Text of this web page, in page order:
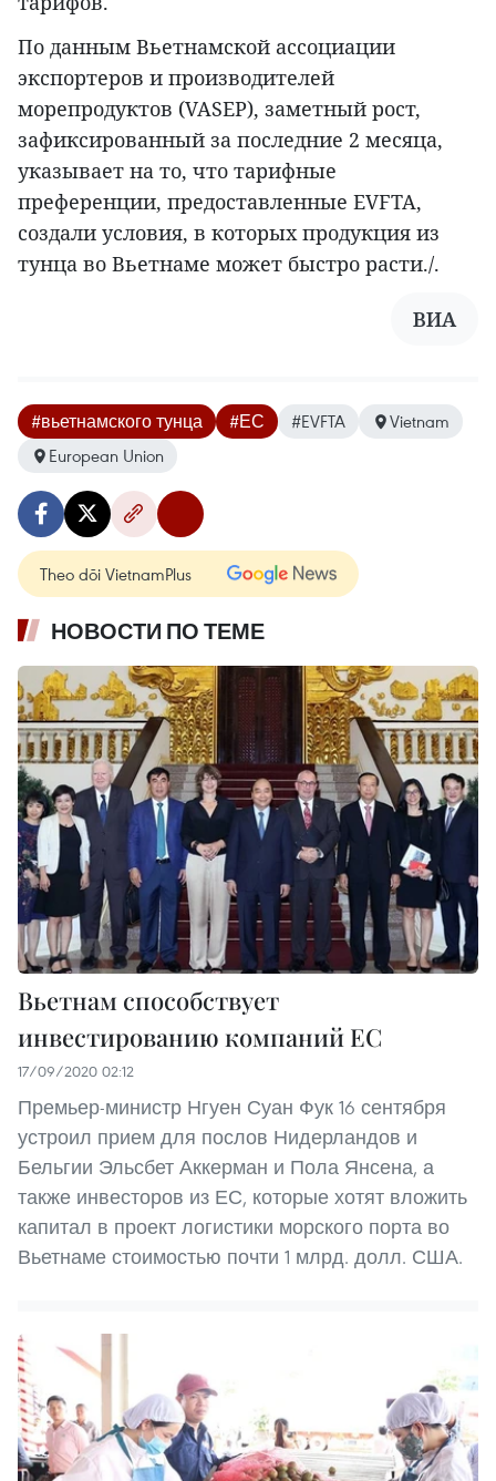
По данным Вьетнамской ассоциации
экспортеров и производителей
морепродуктов (VASEP), заметный рост,
зафиксированный за последние 2 месяца,
указывает на то, что тарифные
преференции, предоставленные EVFTA,
создали условия, в которых продукция из
тунца во Вьетнаме может быстро расти./.
ВИА
#вьетнамского тунца #ЕС #EVFTA
Vietnam
European Union
Theo dõi VietnamPlus
НОВОСТИ ПО ТЕМЕ
Вьетнам способствует
инвестированию компаний ЕС
17/09/2020 02:12
Премьер-министр Нгуен Суан Фук 16 сентября
устроил прием для послов Нидерландов и
Бельгии Эльсбет Аккерман и Пола Янсена, а
также инвесторов из ЕС, которые хотят вложить
капитал в проект логистики морского порта во
Вьетнаме стоимостью почти 1 млрд. долл. США.